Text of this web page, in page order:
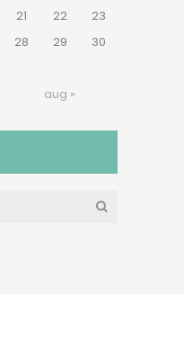
aug »
21 22
23
28 29
30